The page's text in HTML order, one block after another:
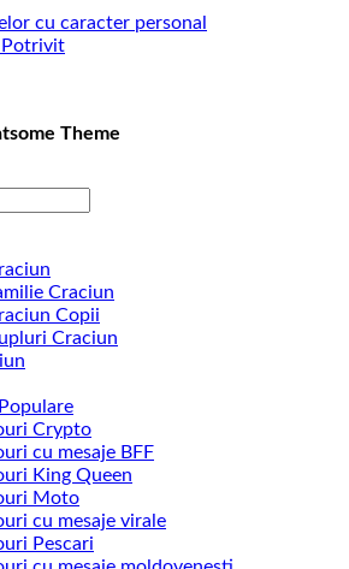
cu caracter personal
Potrivit
Theme
Craciun
Copii
Craciun
Crypto
cu mesaje BFF
King Queen
Moto
cu mesaje virale
Pescari